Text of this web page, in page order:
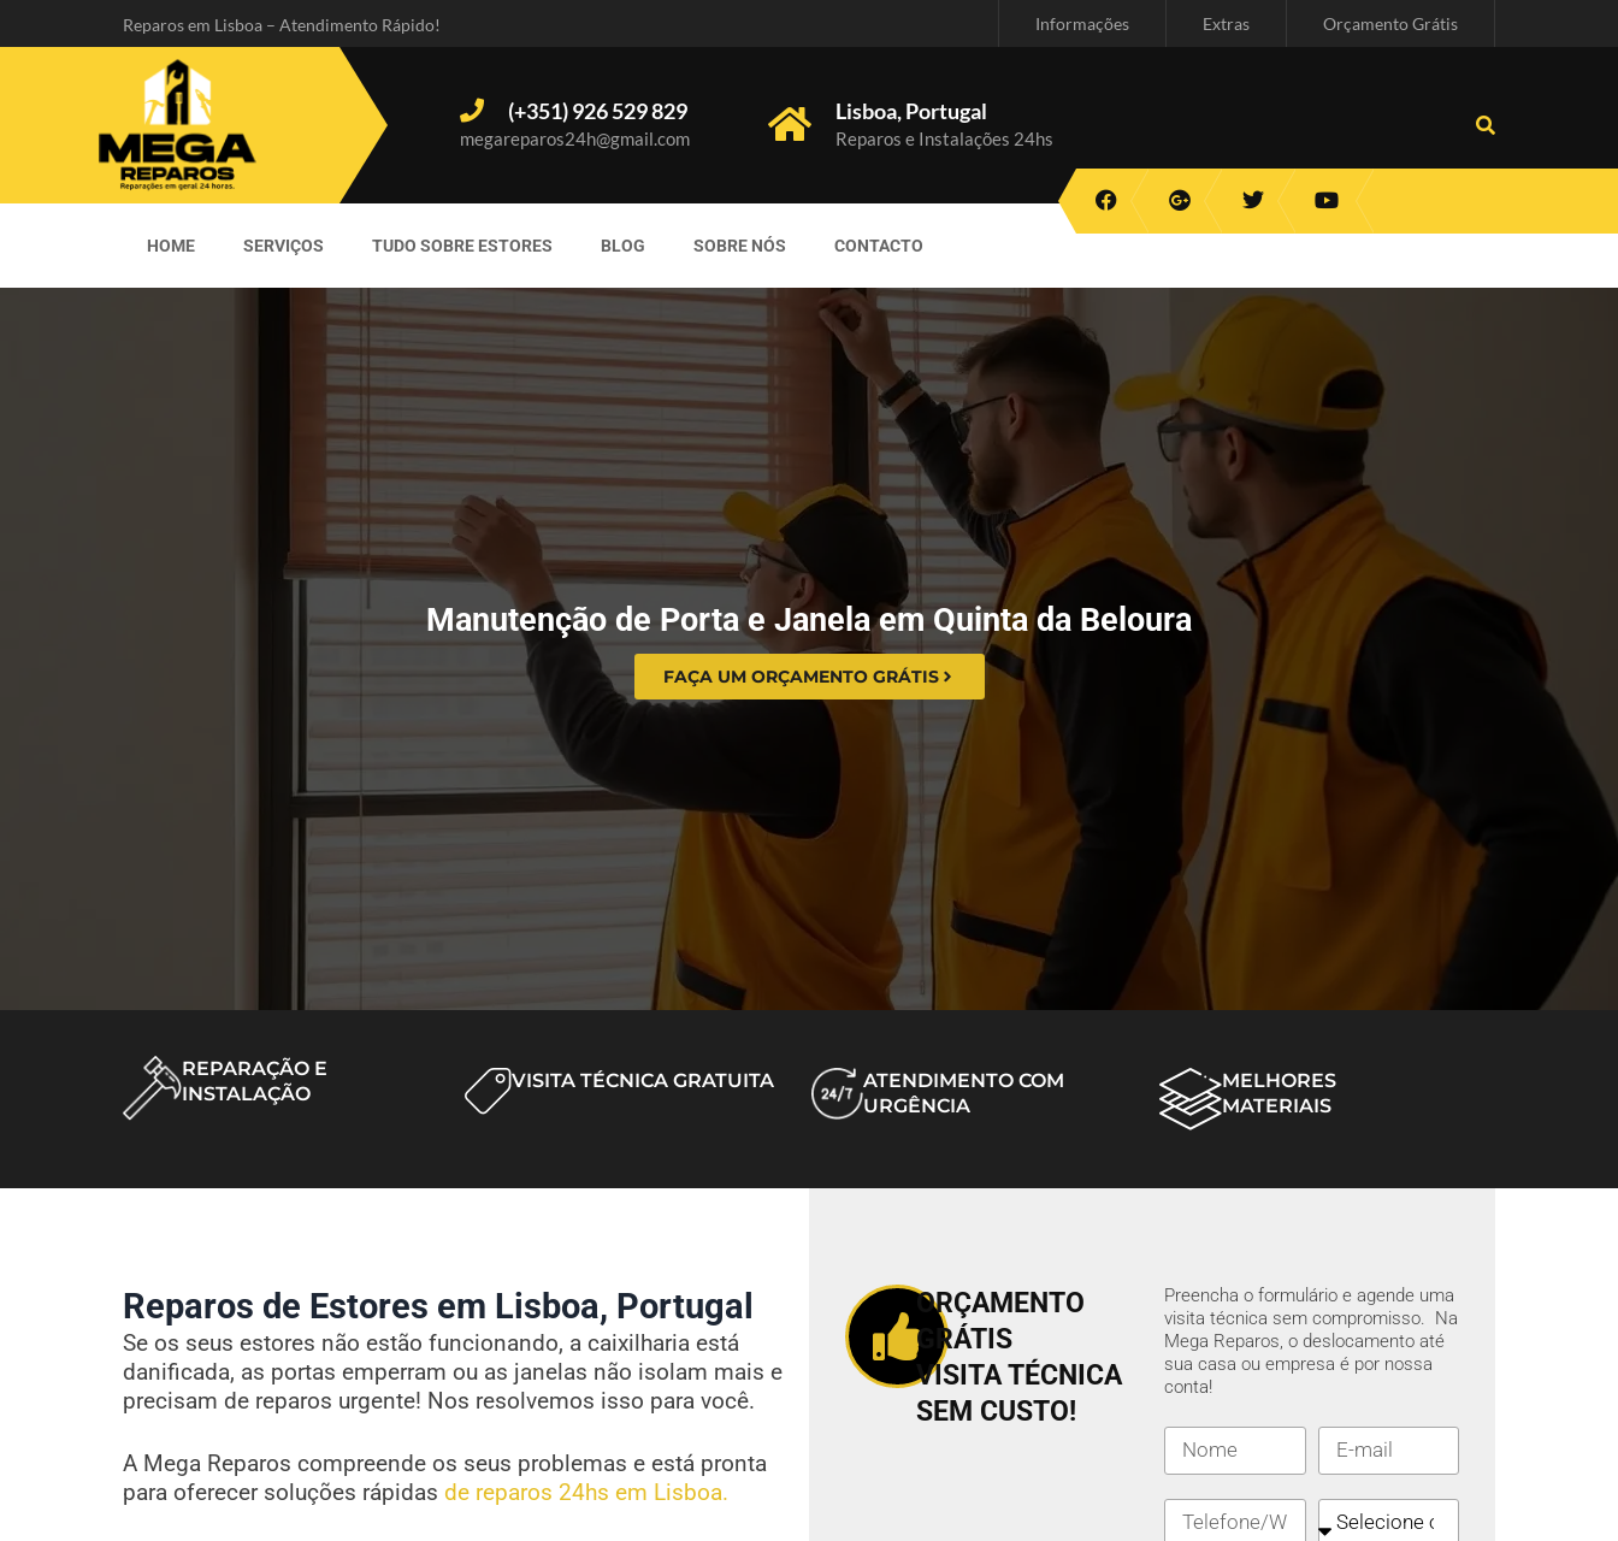
Reparos em Lisboa – Atendimento Rápido! Informações Extras Orçamento Grátis
(+351) 926 529 829
megareparos24h@gmail.com
Lisboa, Portugal
Reparos e Instalações 24hs
HOME SERVIÇOS TUDO SOBRE ESTORES BLOG SOBRE NÓS CONTACTO
Manutenção de Porta e Janela em Quinta da Beloura
FAÇA UM ORÇAMENTO GRÁTIS
REPARAÇÃO E
INSTALAÇÃO
VISITA TÉCNICA GRATUITA
ATENDIMENTO COM
URGÊNCIA
MELHORES
MATERIAIS
Reparos de Estores em Lisboa, Portugal
Se os seus estores não estão funcionando, a caixilharia está
danificada, as portas emperram ou as janelas não isolam mais e
precisam de reparos urgente! Nos resolvemos isso para você.
A Mega Reparos compreende os seus problemas e está pronta
para oferecer soluções rápidas de reparos 24hs em Lisboa.
ORÇAMENTO
GRÁTIS
VISITA TÉCNICA
SEM CUSTO!
Preencha o formulário e agende uma
visita técnica sem compromisso. Na
Mega Reparos, o deslocamento até
sua casa ou empresa é por nossa
conta!